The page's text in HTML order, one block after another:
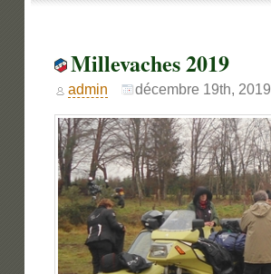
Millevaches 2019
admin décembre 19th, 2019